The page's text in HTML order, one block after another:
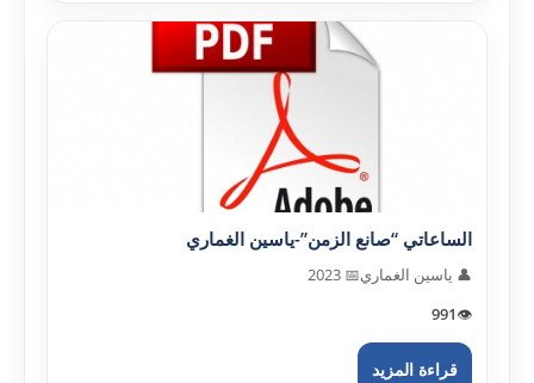
الساعاتي “صانع الزمن”-ياسين الغماري
👤 ياسين الغماري📅 2023
👁️
991
قراءة المزيد